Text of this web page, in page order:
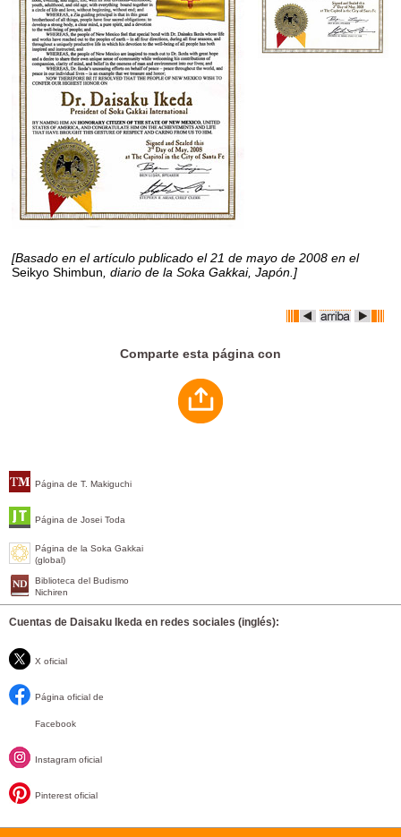
Página de T. Makiguchi
Página de Josei Toda
Página de la Soka Gakkai
(global)
Biblioteca del Budismo
Nichiren
Cuentas de Daisaku Ikeda en redes sociales (inglés):
X oficial
Página oficial de
Facebook
Instagram oficial
Pinterest oficial
[Basado en el artículo publicado el 21 de mayo de 2008 en el
Seikyo Shimbun , diario de la Soka Gakkai, Japón.]
Comparte esta página con